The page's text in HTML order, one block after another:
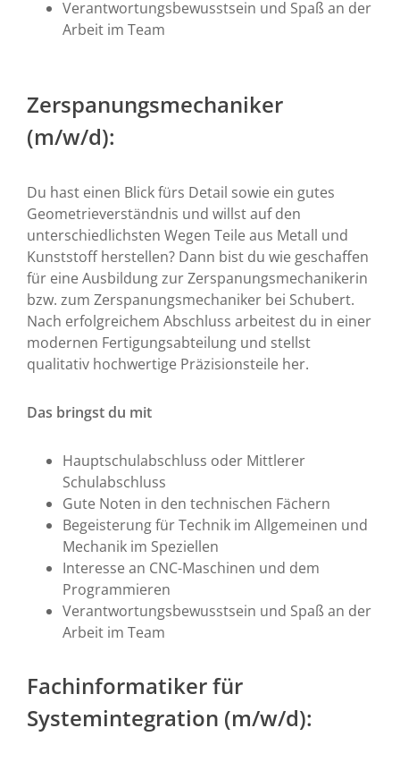
Verantwortungsbewusstsein und Spaß an der
Arbeit im Team
Zerspanungsmechaniker
(m/w/d):
Du hast einen Blick fürs Detail sowie ein gutes
Geometrieverständnis und willst auf den
unterschiedlichsten Wegen Teile aus Metall und
Kunststoff herstellen? Dann bist du wie geschaffen
für eine Ausbildung zur Zerspanungsmechanikerin
bzw. zum Zerspanungsmechaniker bei Schubert.
Nach erfolgreichem Abschluss arbeitest du in einer
modernen Fertigungsabteilung und stellst
qualitativ hochwertige Präzisionsteile her.
Das bringst du mit
Hauptschulabschluss oder Mittlerer
Schulabschluss
Gute Noten in den technischen Fächern
Begeisterung für Technik im Allgemeinen und
Mechanik im Speziellen
Interesse an CNC-Maschinen und dem
Programmieren
Verantwortungsbewusstsein und Spaß an der
Arbeit im Team
Fachinformatiker für
Systemintegration (m/w/d):